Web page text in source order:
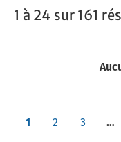
1 à 24 sur 161
1 2 3 …